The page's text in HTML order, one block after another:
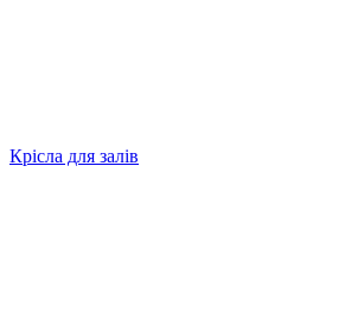
Крісла для залів